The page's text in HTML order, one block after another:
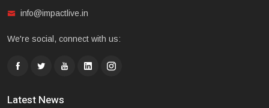
info@impactlive.in
We're social, connect with us:
Latest News